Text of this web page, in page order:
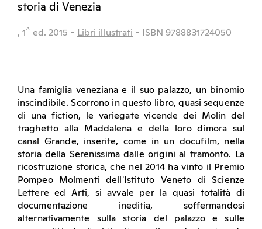
storia di Venezia
, 1^ ed. 2015 - Libri illustrati - ISBN 9788831724050
Una famiglia veneziana e il suo palazzo, un binomio
inscindibile. Scorrono in questo libro, quasi sequenze
di una fiction, le variegate vicende dei Molin del
traghetto alla Maddalena e della loro dimora sul
canal Grande, inserite, come in un docufilm, nella
storia della Serenissima dalle origini al tramonto. La
ricostruzione storica, che nel 2014 ha vinto il Premio
Pompeo Molmenti dell'Istituto Veneto di Scienze
Lettere ed Arti, si avvale per la quasi totalità di
documentazione ineditia, soffermandosi
alternativamente sulla storia del palazzo e sulle